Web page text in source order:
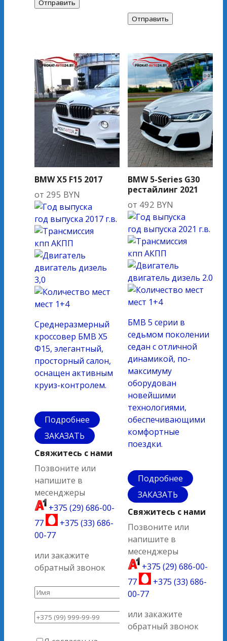
BMW X5 F15 2017
от 295 BYN
год выпуска 2017 г.в.
кпп АКПП
двигатель дизель
3,0
мест 1+4
Среднеразмерный
кроссовер БМВ Х5
Ф15, элегантный,
просторный салон,
оснащен активным
круиз-контролем.
Подробнее
ЗАКАЗАТЬ
Свяжитесь с нами
Позвоните или
напишите в
месенджеры
+375 (29) 686-00-
77
+375 (33) 686-
00-77
или закажите
обратный звонок
BMW 5-Series G30
рестайлинг 2021
от 492 BYN
год выпуска 2021 г.в.
кпп АКПП
двигатель дизель 2.0
мест 1+4
БМВ 5 серии в
седьмом поколении
седан с отличной
динамикой, по-
максимуму
оборудован
новейшими
технологиями,
обеспечивающими
комфортные
поездки.
Подробнее
ЗАКАЗАТЬ
Свяжитесь с нами
Позвоните или
напишите в
месенджеры
+375 (29) 686-00-
77
+375 (33) 686-
00-77
или закажите
обратный звонок